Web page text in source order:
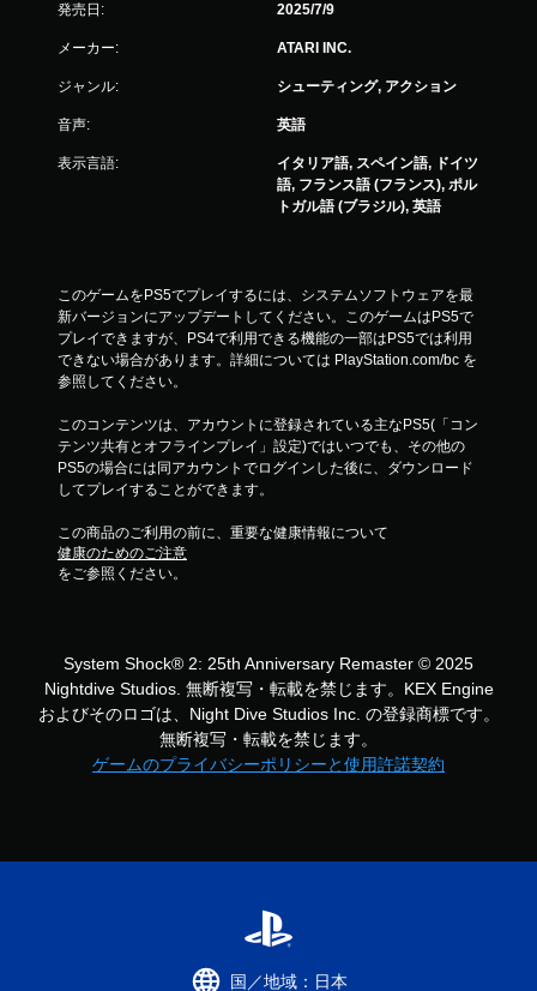
発売日: 2025/7/9
メーカー: ATARI INC.
ジャンル: シューティング, アクション
音声: 英語
表示言語:
イタリア語, スペイン語, ドイツ
語, フランス語 (フランス), ポル
トガル語 (ブラジル), 英語
このゲームをPS5でプレイするには、システムソフトウェアを最
新バージョンにアップデートしてください。このゲームはPS5で
プレイできますが、PS4で利用できる機能の一部はPS5では利用
できない場合があります。詳細については PlayStation.com/bc を
参照してください。
このコンテンツは、アカウントに登録されている主なPS5(「コン
テンツ共有とオフラインプレイ」設定)ではいつでも、その他の
PS5の場合には同アカウントでログインした後に、ダウンロード
してプレイすることができます。
この商品のご利用の前に、重要な健康情報について
健康のためのご注意
をご参照ください。
System Shock® 2: 25th Anniversary Remaster © 2025
Nightdive Studios. 無断複写・転載を禁じます。KEX Engine
およびそのロゴは、Night Dive Studios Inc. の登録商標です。
無断複写・転載を禁じます。
ゲームのプライバシーポリシーと使用許諾契約
国／地域：日本